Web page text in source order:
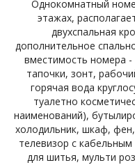
Однокомнатный
этажах,
двухспальная
дополнительное
вместимость номера
тапочки, зонт,
горячая вода
туалетно
наименований),
холодильник, шкаф,
телевизор с
для шитья, мульти